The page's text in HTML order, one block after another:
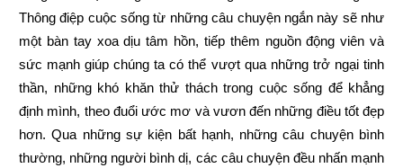
Thông điệp cuộc sống từ những câu chuyện ngắn này sẽ như
một bàn tay xoa dịu tâm hồn, tiếp thêm nguồn động viên và
sức mạnh giúp chúng ta có thể vượt qua những trở ngại tinh
thần, những khó khăn thử thách trong cuộc sống để khẳng
định mình, theo đuổi ước mơ và vươn đến những điều tốt đẹp
hơn. Qua những sự kiện bất hạnh, những câu chuyện bình
thường, những người bình dị, các câu chuyện đều nhấn mạnh